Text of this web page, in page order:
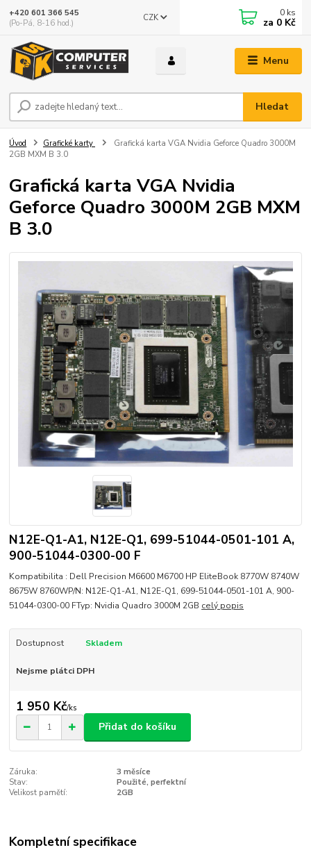
Menu
CZK
Hledat
+420 601 366 545
(Po-Pá, 8-16 hod.)
0 ks
za 0 Kč
Úvod Grafické karty
Grafická karta VGA Nvidia Geforce Quadro 3000M
2GB MXM B 3.0
Grafická karta VGA Nvidia
Geforce Quadro 3000M 2GB MXM
B 3.0
N12E-Q1-A1, N12E-Q1, 699-51044-0501-101 A,
900-51044-0300-00 F
Kompatibilita : Dell Precision M6600 M6700 HP EliteBook 8770W 8740W
8675W 8760WP/N: N12E-Q1-A1, N12E-Q1, 699-51044-0501-101 A, 900-
51044-0300-00 FTyp: Nvidia Quadro 3000M 2GB celý popis
Dostupnost Skladem
Nejsme plátci DPH
1 950 Kč/ks
Přidat do košíku
Záruka:
3 měsíce
Stav:
Použité, perfektní
Velikost pamětí:
2GB
Kompletní specifikace